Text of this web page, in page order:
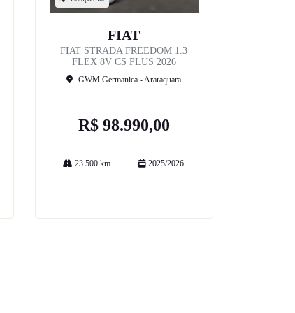
FIAT
FIAT STRADA FREEDOM 1.3
FLEX 8V CS PLUS 2026
GWM Germanica - Araraquara
R$ 98.990,00
23.500 km 2025/2026